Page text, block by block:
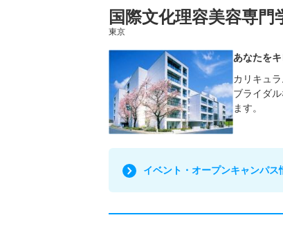
国際文化理容美容専門
東京
あなたを
カリキュ
ブライダ
ます。
イベント・オープンキャンパス